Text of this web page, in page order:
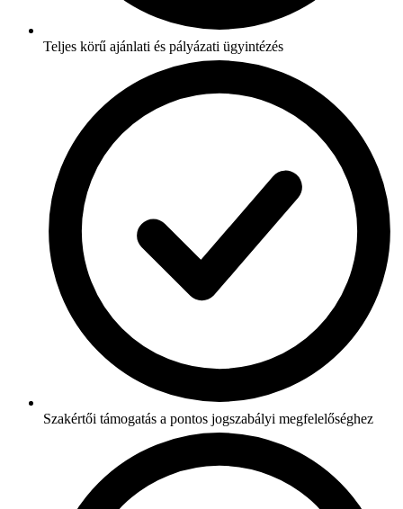
Teljes körű ajánlati és pályázati ügyintézés
Szakértői támogatás a pontos jogszabályi megfelelőséghez